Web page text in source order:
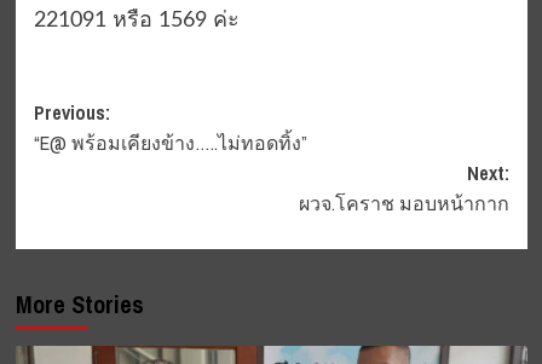
221091 หรือ 1569 ค่ะ
Post
navigation
Previous:
“E@ พร้อมเคียงข้าง…..ไม่ทอดทิ้ง”
Next:
ผวจ.โคราช มอบหน้ากาก
More Stories